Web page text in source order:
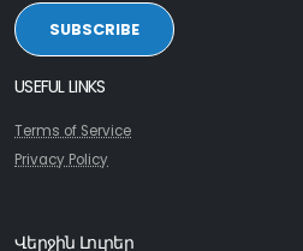
SUBSCRIBE
USEFUL LINKS
Terms of Service
Privacy Policy
Վերջին Լուրեր